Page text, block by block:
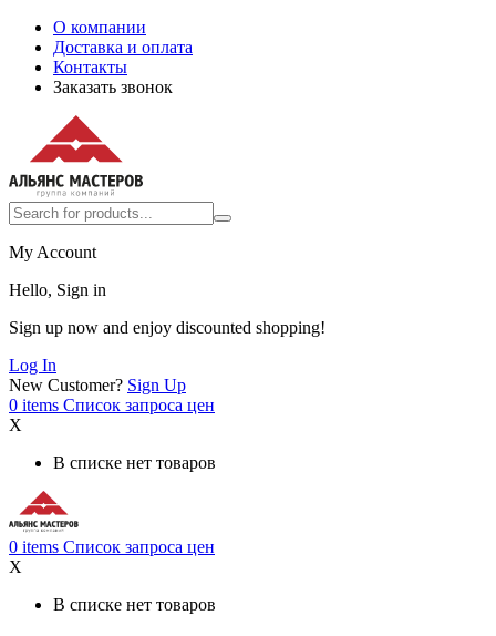
О компании
Доставка и оплата
Контакты
Заказать звонок
My Account
Hello, Sign in
Sign up now and enjoy discounted shopping!
Log In
New Customer? Sign Up
0 items Список запроса цен
X
В списке нет товаров
0 items Список запроса цен
X
В списке нет товаров